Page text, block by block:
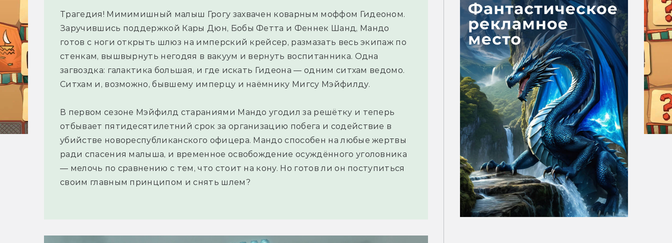
Трагедия! Мимимишный малыш Грогу захвачен коварным моффом Гидеоном.
Заручившись поддержкой Кары Дюн, Бобы Фетта и Феннек Шанд, Мандо
готов с ноги открыть шлюз на имперский крейсер, размазать весь экипаж по
стенкам, вышвырнуть негодяя в вакуум и вернуть воспитанника. Одна
загвоздка: галактика большая, и где искать Гидеона — одним ситхам ведомо.
Ситхам и, возможно, бывшему имперцу и наёмнику Мигсу Мэйфилду.
В первом сезоне Мэйфилд стараниями Мандо угодил за решётку и теперь
отбывает пятидесятилетний срок за организацию побега и содействие в
убийстве новореспубликанского офицера. Мандо способен на любые жертвы
ради спасения малыша, и временное освобождение осуждённого уголовника
— мелочь по сравнению с тем, что стоит на кону. Но готов ли он поступиться
своим главным принципом и снять шлем?